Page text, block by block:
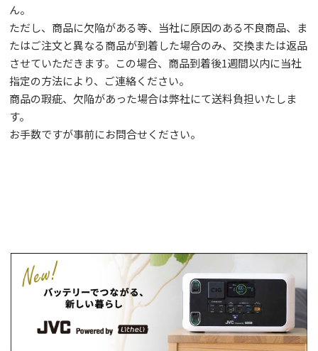
ん。
ただし、 商品に欠陥がある等、当社に原因のある不良商品、ま
たはご注文と異なる商品が到着した場合のみ、交換または返品
させていただきます。この場合、商品到着後1週間以内に当社
指定の方法により、ご連絡ください。
商品の瑕疵、欠陥があった場合は弊社にて送料負担いたしま
す。
お手数ですが事前にお問合せください。